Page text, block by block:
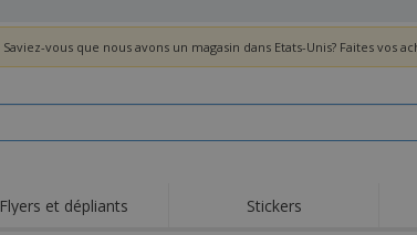
. Saviez-vous que nous avons un magasin dans Etats-Unis? Faites vos
Flyers et dépliants Stickers